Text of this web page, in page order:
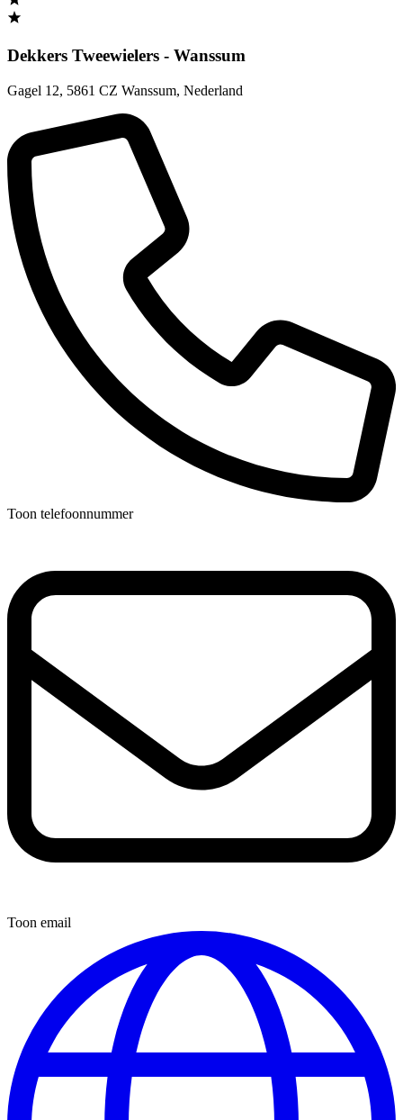
Dekkers Tweewielers - Wanssum
Gagel 12, 5861 CZ Wanssum, Nederland
Toon telefoonnummer
Toon email